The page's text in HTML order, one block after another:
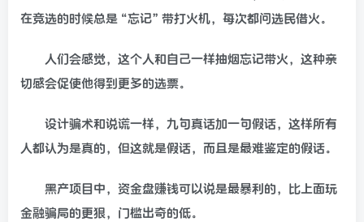
在竞选的时候总是“忘记”带打火机，每次都问选民借火。
人们会感觉，这个人和自己一样抽烟忘记带火，这种亲
切感会促使他得到更多的选票。
设计骗术和说谎一样，九句真话加一句假话，这样所有
人都认为是真的，但这就是假话，而且是最难鉴定的假话。
黑产项目中，资金盘赚钱可以说是最暴利的，比上面玩
金融骗局的更狠，门槛出奇的低。